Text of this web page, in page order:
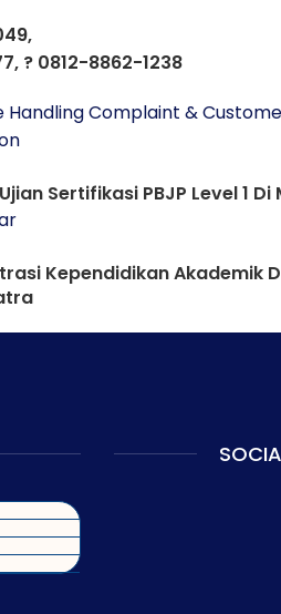
? 0812-8862-1238
Complaint &
Sertifikasi PBJP Level 1
Kependidikan Akademik